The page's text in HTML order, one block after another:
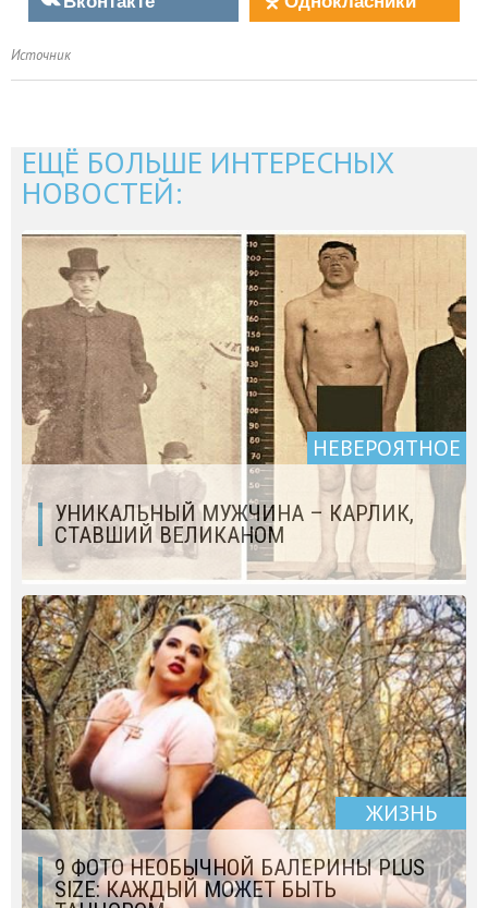
Источник
ЕЩЁ БОЛЬШЕ ИНТЕРЕСНЫХ
НОВОСТЕЙ:
НЕВЕРОЯТНОЕ
УНИКАЛЬНЫЙ МУЖЧИНА – КАРЛИК,
СТАВШИЙ ВЕЛИКАНОМ
ЖИЗНЬ
9 ФОТО НЕОБЫЧНОЙ БАЛЕРИНЫ PLUS
SIZE: КАЖДЫЙ МОЖЕТ БЫТЬ